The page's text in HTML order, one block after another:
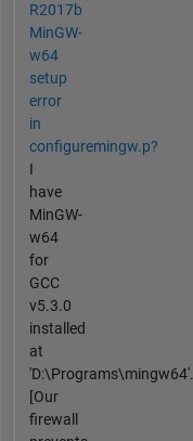
R2017b
MinGW-
w64
setup
error
in
configuremingw.p?
I
have
MinGW-
w64
for
GCC
v5.3.0
installed
at
'D:\Programs\mingw64'.
[Our
firewall